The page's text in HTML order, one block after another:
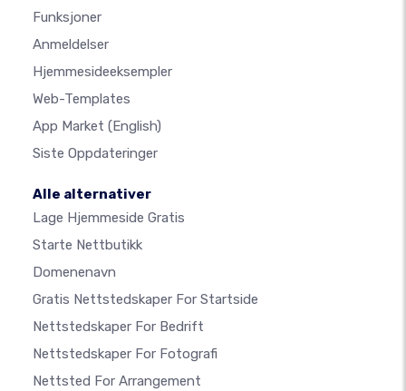
Funksjoner
Anmeldelser
Hjemmesideeksempler
Web-Templates
App Market (English)
Siste Oppdateringer
Alle alternativer
Lage Hjemmeside Gratis
Starte Nettbutikk
Domenenavn
Gratis Nettstedskaper For Startside
Nettstedskaper For Bedrift
Nettstedskaper For Fotografi
Nettsted For Arrangement